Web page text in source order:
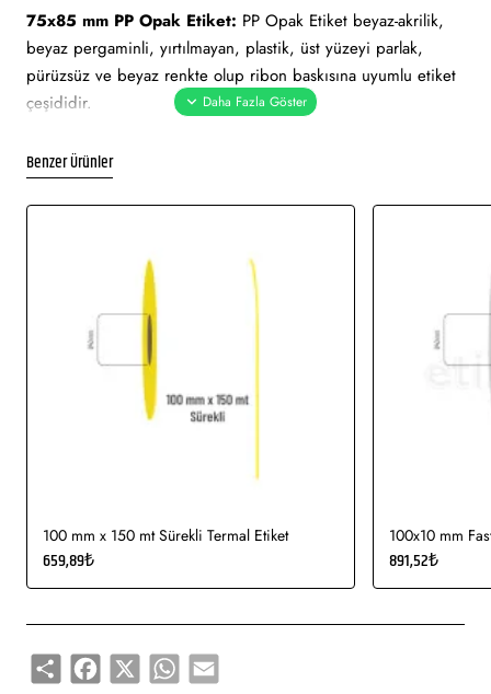
75x85 mm PP Opak Etiket: PP Opak Etiket beyaz-akrilik,
beyaz pergaminli, yırtılmayan, plastik, üst yüzeyi parlak,
pürüzsüz ve beyaz renkte olup ribon baskısına uyumlu etiket
çeşididir.
Yapışkan Türleri:
(Kuvvetli yapışkan tutkal), Nonperm (İz Bırakmayan yapışkanlı
tutkal), Deep frezee (Soğuğa dayanıklı yapışkanlı tutkal)
Kullanım Alanları:
Teknik makine ürün etiketi, demirbaş
etiketi, elektronik ürün etiketi, ürün etiketi. Yüksek ve düşük
sıcaklıklarda muhafaza edilmeye uygundur. Gıda etiketi vb.
amaçlar için sayısız sektör tarafından kullanımı söz konusudur.
Benzer Ürünler
100 mm x 150 mt Sürekli Termal Etiket
659,89₺
100x10 mm
891,52₺
Share Facebook
X WhatsApp
Email